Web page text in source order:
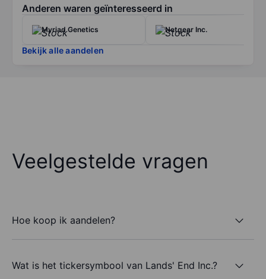
Anderen waren geïnteresseerd in
Myriad Genetics Netgear Inc.
Bekijk alle aandelen
Veelgestelde vragen
Hoe koop ik aandelen?
Wat is het tickersymbool van Lands' End Inc.?